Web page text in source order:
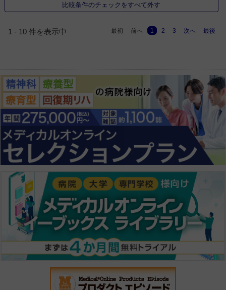
比較条件のチェックをすべて外す
1 - 10 件を表示中 最初 前へ 1 2 3 次へ 最後